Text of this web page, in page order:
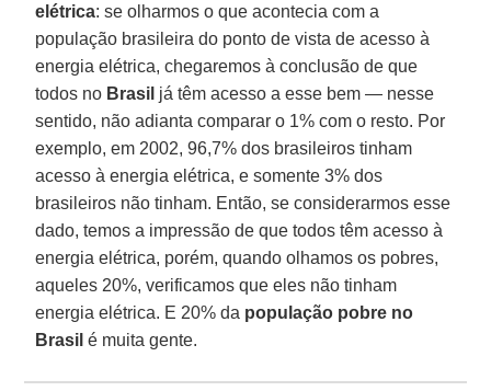
elétrica: se olharmos o que acontecia com a
população brasileira do ponto de vista de acesso à
energia elétrica, chegaremos à conclusão de que
todos no Brasil já têm acesso a esse bem — nesse
sentido, não adianta comparar o 1% com o resto. Por
exemplo, em 2002, 96,7% dos brasileiros tinham
acesso à energia elétrica, e somente 3% dos
brasileiros não tinham. Então, se considerarmos esse
dado, temos a impressão de que todos têm acesso à
energia elétrica, porém, quando olhamos os pobres,
aqueles 20%, verificamos que eles não tinham
energia elétrica. E 20% da população pobre no
Brasil é muita gente.